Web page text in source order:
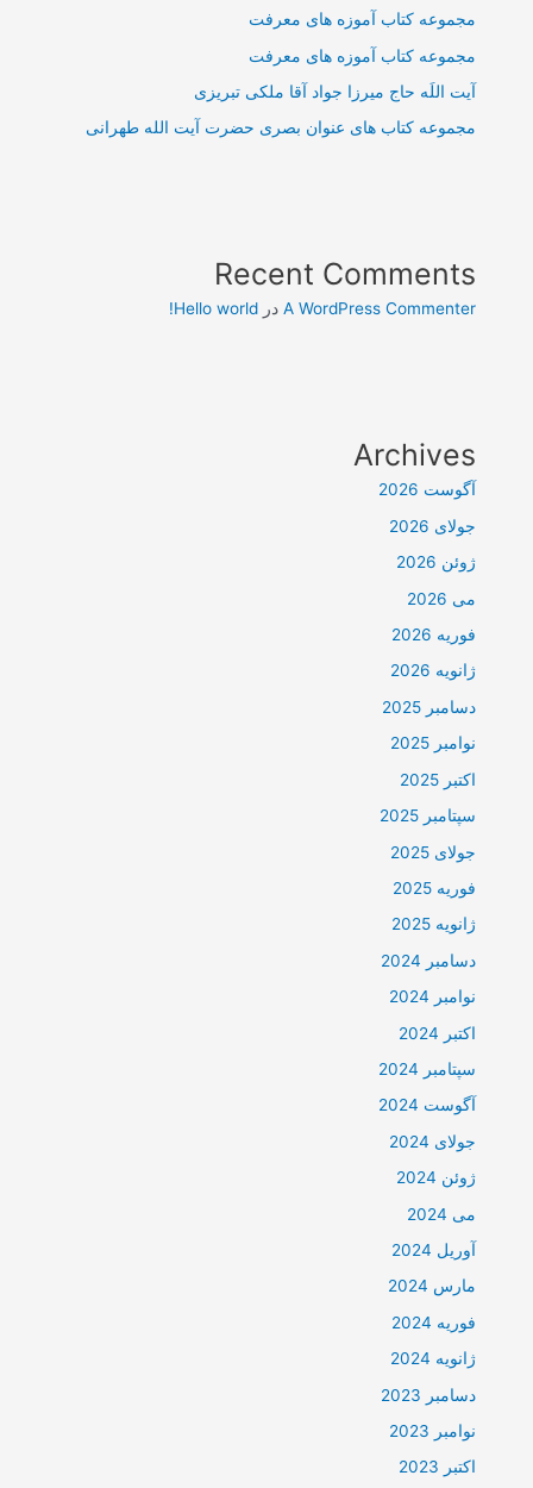
مجموعه کتاب آموزه های معرفت
مجموعه کتاب آموزه های معرفت
آیت اللَه حاج میرزا جواد آقا ملکی تبریزی
مجموعه کتاب های عنوان بصری حضرت آیت الله طهرانی
Recent Comments
A WordPress Commenter درHello world!
Archives
آگوست 2026
جولای 2026
ژوئن 2026
می 2026
فوریه 2026
ژانویه 2026
دسامبر 2025
نوامبر 2025
اکتبر 2025
سپتامبر 2025
جولای 2025
فوریه 2025
ژانویه 2025
دسامبر 2024
نوامبر 2024
اکتبر 2024
سپتامبر 2024
آگوست 2024
جولای 2024
ژوئن 2024
می 2024
آوریل 2024
مارس 2024
فوریه 2024
ژانویه 2024
دسامبر 2023
نوامبر 2023
اکتبر 2023